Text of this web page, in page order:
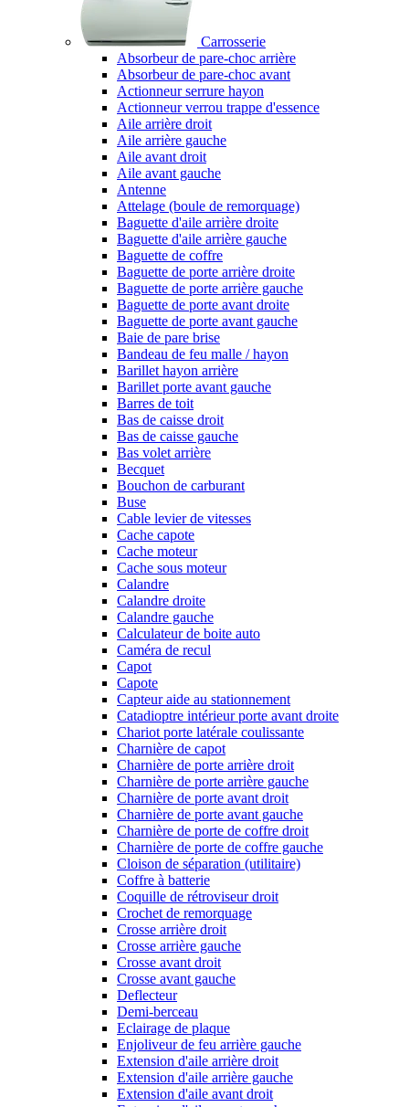
Carrosserie
Absorbeur de pare-choc arrière
Absorbeur de pare-choc avant
Actionneur serrure hayon
Actionneur verrou trappe d'essence
Aile arrière droit
Aile arrière gauche
Aile avant droit
Aile avant gauche
Antenne
Attelage (boule de remorquage)
Baguette d'aile arrière droite
Baguette d'aile arrière gauche
Baguette de coffre
Baguette de porte arrière droite
Baguette de porte arrière gauche
Baguette de porte avant droite
Baguette de porte avant gauche
Baie de pare brise
Bandeau de feu malle / hayon
Barillet hayon arrière
Barillet porte avant gauche
Barres de toit
Bas de caisse droit
Bas de caisse gauche
Bas volet arrière
Becquet
Bouchon de carburant
Buse
Cable levier de vitesses
Cache capote
Cache moteur
Cache sous moteur
Calandre
Calandre droite
Calandre gauche
Calculateur de boite auto
Caméra de recul
Capot
Capote
Capteur aide au stationnement
Catadioptre intérieur porte avant droite
Chariot porte latérale coulissante
Charnière de capot
Charnière de porte arrière droit
Charnière de porte arrière gauche
Charnière de porte avant droit
Charnière de porte avant gauche
Charnière de porte de coffre droit
Charnière de porte de coffre gauche
Cloison de séparation (utilitaire)
Coffre à batterie
Coquille de rétroviseur droit
Crochet de remorquage
Crosse arrière droit
Crosse arrière gauche
Crosse avant droit
Crosse avant gauche
Deflecteur
Demi-berceau
Eclairage de plaque
Enjoliveur de feu arrière gauche
Extension d'aile arrière droit
Extension d'aile arrière gauche
Extension d'aile avant droit